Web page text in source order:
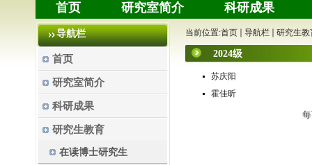
首页 研究室简介 科研成果
导航栏
首页
研究室简介
科研成果
研究生教育
在读博士研究生
当前位置:首页 导航栏 研究生教
2024级
苏庆阳
霍佳昕